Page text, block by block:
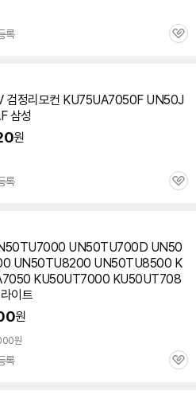
록
관
검정리모컨 KU75UA7050F UN50J
삼성
원
록
관
UN50TU700D UN50
UN50TU8200 UN50TU8500 K
KU50UT7000 KU50UT708
이트
원
원
록
관